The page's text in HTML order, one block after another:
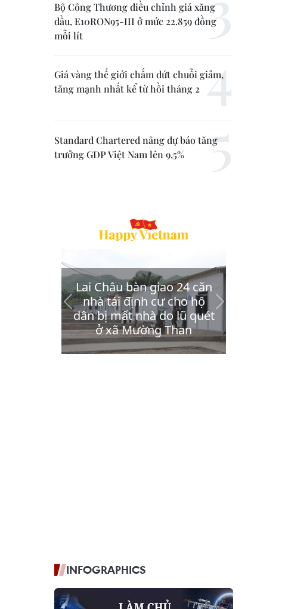
Bộ Công Thương điều chỉnh giá xăng
dầu, E10RON95-III ở mức 22.859 đồng
mỗi lít
Giá vàng thế giới chấm dứt chuỗi giảm,
tăng mạnh nhất kể từ hồi tháng 2
Standard Chartered nâng dự báo tăng
trưởng GDP Việt Nam lên 9,5%
INFOGRAPHICS